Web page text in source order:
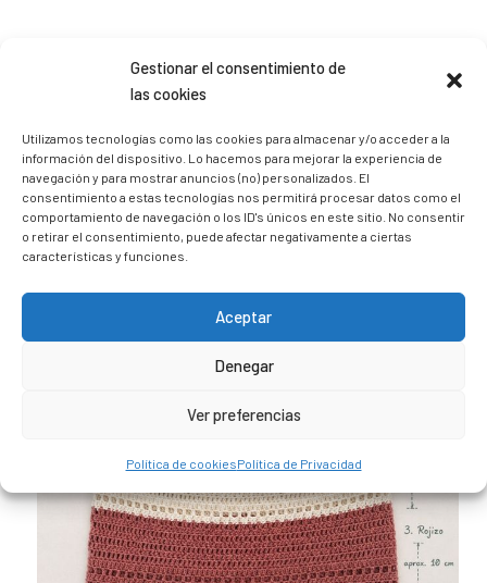
Gestionar el consentimiento de
las cookies
Utilizamos tecnologías como las cookies para almacenar y/o acceder a la
información del dispositivo. Lo hacemos para mejorar la experiencia de
navegación y para mostrar anuncios (no) personalizados. El
consentimiento a estas tecnologías nos permitirá procesar datos como el
comportamiento de navegación o los ID's únicos en este sitio. No consentir
o retirar el consentimiento, puede afectar negativamente a ciertas
características y funciones.
Aceptar
Denegar
Ver preferencias
Política de cookiesPolítica de Privacidad
Sígueme en Instagram
trizia_comopedroporsucasa
Freelance | Web | RRSS
Mi tienda de productos ECO
@lacatalina.shop
Alquila tu Autocaravana en
@caravana_go
Mi blog de viajes